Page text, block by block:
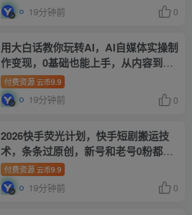
19分钟前 0
用大白话教你玩转AI，AI自媒体实操制
作变现，0基础也能上手，从内容到变
现
付费资源 云币9.9
19分钟前 0
2026快手荧光计划，快手短剧搬运技
术，条条过原创，新号和老号0粉都可
以做，有播放量就能賺到钱
付费资源 云币9.9
19分钟前 0